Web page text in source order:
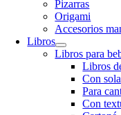
Pizarras
Origami
Accesorios
Libros
Libros para
Libros
Con
Para
Con